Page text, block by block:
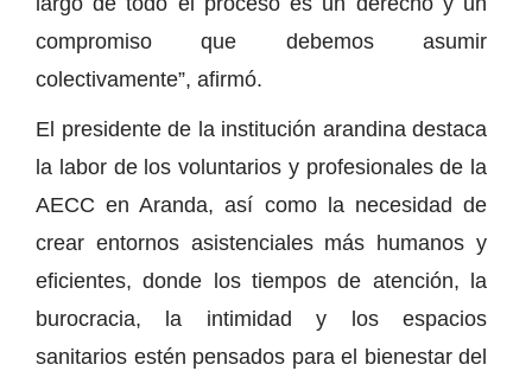
compromiso que debemos asumir
colectivamente”, afirmó.
El presidente de la institución arandina destaca
la labor de los voluntarios y profesionales de la
AECC en Aranda, así como la necesidad de
crear entornos asistenciales más humanos y
eficientes, donde los tiempos de atención, la
burocracia, la intimidad y los espacios
sanitarios estén pensados para el bienestar del